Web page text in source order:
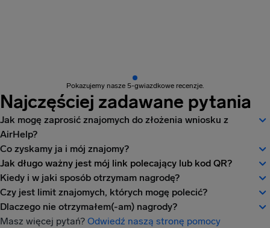
Pokazujemy nasze 5-gwiazdkowe recenzje.
Najczęściej zadawane pytania
Jak mogę zaprosić znajomych do złożenia wniosku z
AirHelp?
Co zyskamy ja i mój znajomy?
Jak długo ważny jest mój link polecający lub kod QR?
Kiedy i w jaki sposób otrzymam nagrodę?
Czy jest limit znajomych, których mogę polecić?
Dlaczego nie otrzymałem(-am) nagrody?
Masz więcej pytań? Odwiedź naszą stronę pomocy